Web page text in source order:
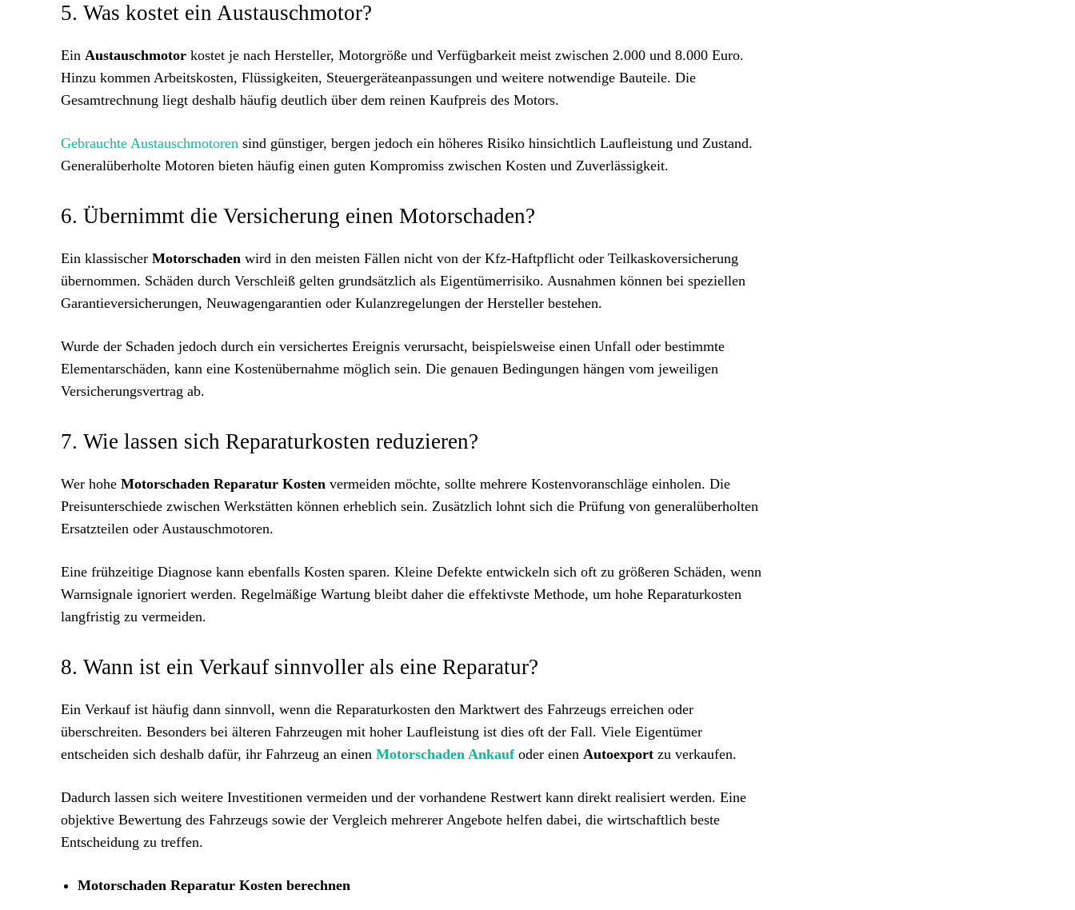
5. Was kostet ein Austauschmotor?
Ein Austauschmotor kostet je nach Hersteller, Motorgröße und Verfügbarkeit meist zwischen 2.000 und 8.000 Euro.
Hinzu kommen Arbeitskosten, Flüssigkeiten, Steuergeräteanpassungen und weitere notwendige Bauteile. Die
Gesamtrechnung liegt deshalb häufig deutlich über dem reinen Kaufpreis des Motors.
Gebrauchte Austauschmotoren sind günstiger, bergen jedoch ein höheres Risiko hinsichtlich Laufleistung und Zustand.
Generalüberholte Motoren bieten häufig einen guten Kompromiss zwischen Kosten und Zuverlässigkeit.
6. Übernimmt die Versicherung einen Motorschaden?
Ein klassischer Motorschaden wird in den meisten Fällen nicht von der Kfz-Haftpflicht oder Teilkaskoversicherung
übernommen. Schäden durch Verschleiß gelten grundsätzlich als Eigentümerrisiko. Ausnahmen können bei speziellen
Garantieversicherungen, Neuwagengarantien oder Kulanzregelungen der Hersteller bestehen.
Wurde der Schaden jedoch durch ein versichertes Ereignis verursacht, beispielsweise einen Unfall oder bestimmte
Elementarschäden, kann eine Kostenübernahme möglich sein. Die genauen Bedingungen hängen vom jeweiligen
Versicherungsvertrag ab.
7. Wie lassen sich Reparaturkosten reduzieren?
Wer hohe Motorschaden Reparatur Kosten vermeiden möchte, sollte mehrere Kostenvoranschläge einholen. Die
Preisunterschiede zwischen Werkstätten können erheblich sein. Zusätzlich lohnt sich die Prüfung von generalüberholten
Ersatzteilen oder Austauschmotoren.
Eine frühzeitige Diagnose kann ebenfalls Kosten sparen. Kleine Defekte entwickeln sich oft zu größeren Schäden, wenn
Warnsignale ignoriert werden. Regelmäßige Wartung bleibt daher die effektivste Methode, um hohe Reparaturkosten
langfristig zu vermeiden.
8. Wann ist ein Verkauf sinnvoller als eine Reparatur?
Ein Verkauf ist häufig dann sinnvoll, wenn die Reparaturkosten den Marktwert des Fahrzeugs erreichen oder
überschreiten. Besonders bei älteren Fahrzeugen mit hoher Laufleistung ist dies oft der Fall. Viele Eigentümer
entscheiden sich deshalb dafür, ihr Fahrzeug an einen Motorschaden Ankaufoder einen Autoexport zu verkaufen.
Dadurch lassen sich weitere Investitionen vermeiden und der vorhandene Restwert kann direkt realisiert werden. Eine
objektive Bewertung des Fahrzeugs sowie der Vergleich mehrerer Angebote helfen dabei, die wirtschaftlich beste
Entscheidung zu treffen.
Motorschaden Reparatur Kosten berechnen